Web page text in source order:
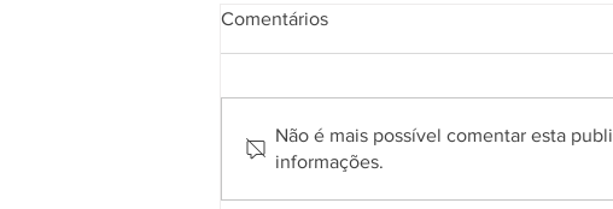
Prefeitura de Gramado abre
Comentários
Não é mais possível comentar esta
informações.